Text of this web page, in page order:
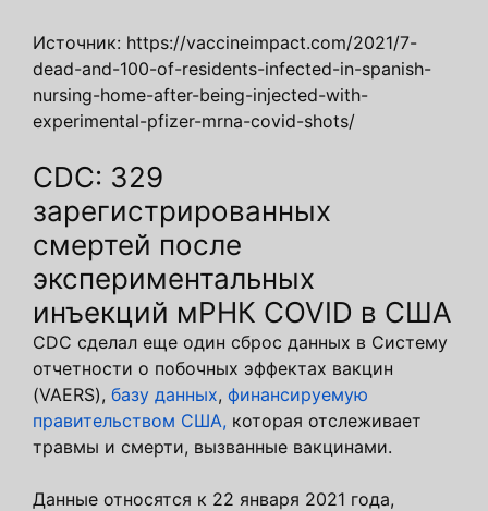
Источник: https://vaccineimpact.com/2021/7-
dead-and-100-of-residents-infected-in-spanish-
nursing-home-after-being-injected-with-
experimental-pfizer-mrna-covid-shots/
CDC: 329
зарегистрированных
смертей после
экспериментальных
инъекций мРНК COVID в США
CDC сделал еще один сброс данных в Систему
отчетности о побочных эффектах вакцин
(VAERS), базу данных, финансируемую
правительством США, которая отслеживает
травмы и смерти, вызванные вакцинами.
Данные относятся к 22 января 2021 года,